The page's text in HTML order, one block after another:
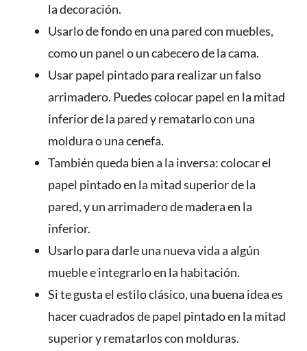
la decoración.
Usarlo de fondo en una pared con muebles,
como un panel o un cabecero de la cama.
Usar papel pintado para realizar un falso
arrimadero. Puedes colocar papel en la mitad
inferior de la pared y rematarlo con una
moldura o una cenefa.
También queda bien a la inversa: colocar el
papel pintado en la mitad superior de la
pared, y un arrimadero de madera en la
inferior.
Usarlo para darle una nueva vida a algún
mueble e integrarlo en la habitación.
Si te gusta el estilo clásico, una buena idea es
hacer cuadrados de papel pintado en la mitad
superior y rematarlos con molduras.